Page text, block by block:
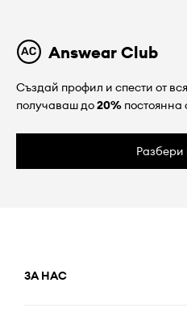
Answear Club
Създай профил и спести от
получаваш до20% постоянна
Разбери
ЗА НАС